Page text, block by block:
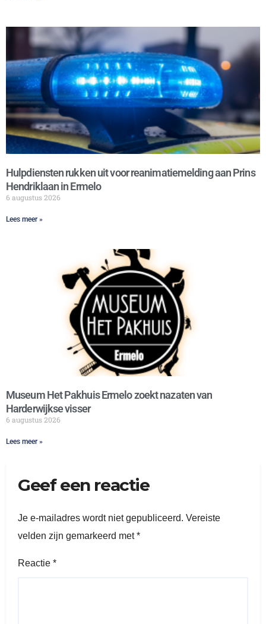
Hulpdiensten rukken uit voor reanimatiemelding aan Prins
Hendriklaan in Ermelo
6 augustus 2026
Lees meer »
Museum Het Pakhuis Ermelo zoekt nazaten van
Harderwijkse visser
6 augustus 2026
Lees meer »
Geef een reactie
Je e-mailadres wordt niet gepubliceerd. Vereiste
velden zijn gemarkeerd met*
Reactie *